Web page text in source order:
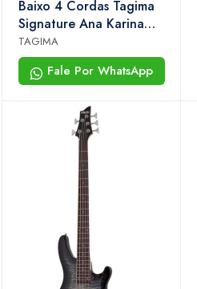
Baixo 4 Cordas Tagima
Signature Ana Karina
Black Gold Jazz Com
Case
TAGIMA
Fale Por WhatsApp